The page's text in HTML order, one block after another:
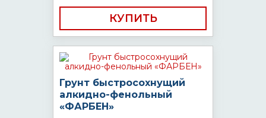
КУПИТЬ
Грунт быстросохнущий
алкидно-фенольный
«ФАРБЕН»